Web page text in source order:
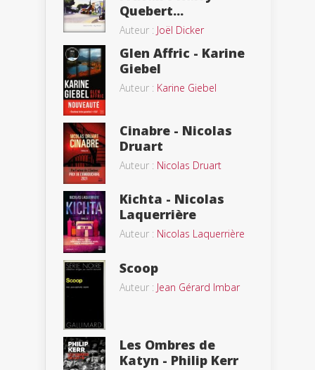
Quebert...
Auteur : Joël Dicker
Glen Affric - Karine
Giebel
Auteur : Karine Giebel
Cinabre - Nicolas
Druart
Auteur : Nicolas Druart
Kichta - Nicolas
Laquerrière
Auteur : Nicolas Laquerrière
Scoop
Auteur : Jean Gérard Imbar
Les Ombres de
Katyn - Philip Kerr